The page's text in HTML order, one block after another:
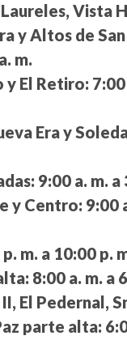
Vista
y Altos de
m.
y El Retiro: 7:00
Era y
9:00 a. m. a
y Centro: 9:00
m. a 10:00 p.
8:00 a. m. a
El Pedernal,
parte alta: